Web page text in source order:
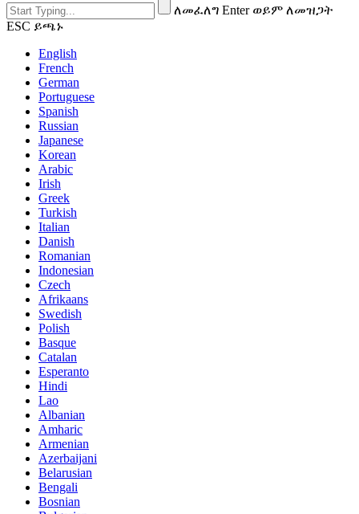
ለመፈለግ Enter ወይም ለመዝጋት
ESC ይጫኑ
English
French
German
Portuguese
Spanish
Russian
Japanese
Korean
Arabic
Irish
Greek
Turkish
Italian
Danish
Romanian
Indonesian
Czech
Afrikaans
Swedish
Polish
Basque
Catalan
Esperanto
Hindi
Lao
Albanian
Amharic
Armenian
Azerbaijani
Belarusian
Bengali
Bosnian